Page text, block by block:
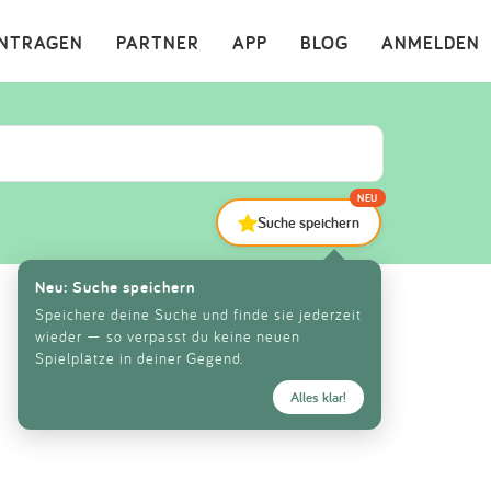
ANMELDEN
BLOG
APP
PARTNER ×
Suche speichern
NEU
Neu: Suche speichern
Speichere deine Suche und finde sie jederzeit
wieder — so verpasst du keine neuen
Spielplätze in deiner Gegend.
Alles klar!